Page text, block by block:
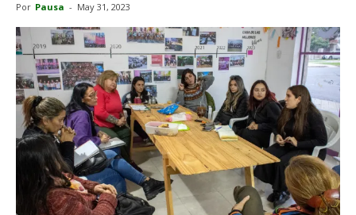
Por Pausa - May 31, 2023